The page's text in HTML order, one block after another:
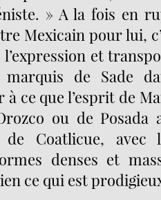
» A la fois en
Mexicain pour lui,
l’expression et
de Sade
ce que l’esprit de
ou de Posada
de Coatlicue, avec
denses et
ce qui est